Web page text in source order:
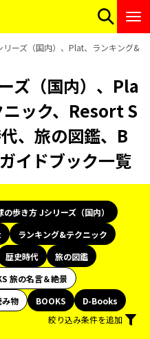
リーズ（国内）、Plat、ランキング&
ズ（国内）、Pla
ック、Resort S
、旅の図鑑、B
イドブック一覧
の歩き方 Jシリーズ（国内）
ランキング&テクニック
歴史時代
旅の図鑑
旅の名言＆絶景
み物 BOOKS
D-Books
絞り込み条件を追加